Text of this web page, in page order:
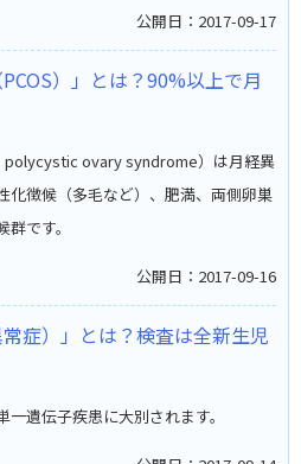
公開日：2017-09-17
）」とは？90%以上で月
polycystic ovary syndrome）は月経異
化徴候（多毛など）、肥満、両側卵巣
です。
公開日：2017-09-16
常症）」とは？検査は全新生児
遺伝子疾患に大別されます。